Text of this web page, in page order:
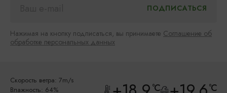
Нажимая на кнопку подписаться, вы принимаете Соглашение об
обработке персональных данных
Скорость ветра: 7m/s
Влажность: 64%
°C °C